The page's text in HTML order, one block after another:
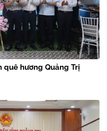
hương Quảng Trị